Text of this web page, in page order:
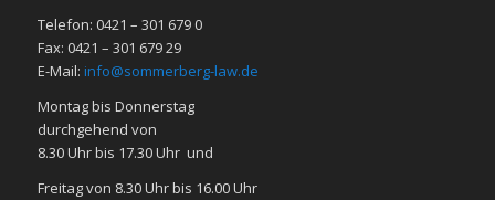
Telefon: 0421 – 301 679 0
Fax: 0421 – 301 679 29
E-Mail: info@sommerberg-law.de
Mon­tag bis Don­ners­tag
durch­ge­hend von
8.30 Uhr bis 17.30 Uhr und
Frei­tag von 8.30 Uhr bis 16.00 Uhr